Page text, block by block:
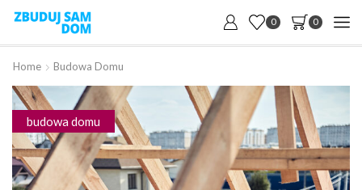
0 0
Home Budowa Domu
budowa domu